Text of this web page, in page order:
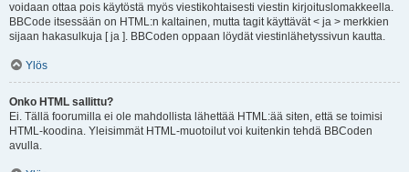
voidaan ottaa pois käytöstä myös viestikohtaisesti viestin kirjoituslomakkeella.
BBCode itsessään on HTML:n kaltainen, mutta tagit käyttävät < ja > merkkien
sijaan hakasulkuja [ ja ]. BBCoden oppaan löydät viestinlähetyssivun kautta.
Ylös
Onko HTML sallittu?
Ei. Tällä foorumilla ei ole mahdollista lähettää HTML:ää siten, että se toimisi
HTML-koodina. Yleisimmät HTML-muotoilut voi kuitenkin tehdä BBCoden
avulla.